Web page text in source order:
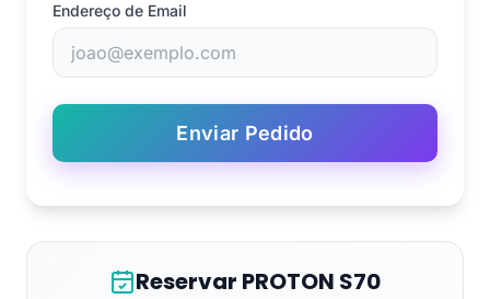
Endereço de Email
Enviar Pedido
Reservar PROTON S70